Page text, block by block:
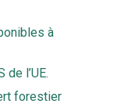
à
de l’UE.
forestier